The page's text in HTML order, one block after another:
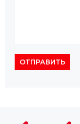
ОТПРАВИТЬ